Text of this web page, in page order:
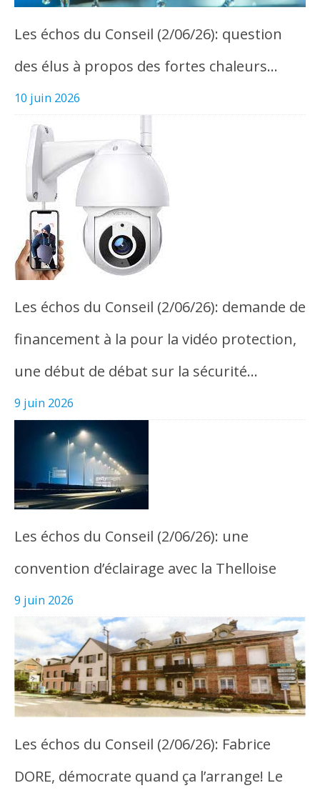
Les échos du Conseil (2/06/26): question
des élus à propos des fortes chaleurs…
10 juin 2026
Les échos du Conseil (2/06/26): demande de
financement à la pour la vidéo protection,
une début de débat sur la sécurité…
9 juin 2026
Les échos du Conseil (2/06/26): une
convention d’éclairage avec la Thelloise
9 juin 2026
Les échos du Conseil (2/06/26): Fabrice
DORE, démocrate quand ça l’arrange! Le